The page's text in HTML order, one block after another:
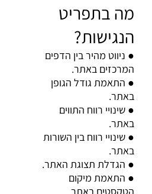
מה בתפריט
הנגישות?
● ניווט מהיר בין הדפים
המרכזים באתר.
● התאמת גודל הגופן
באתר.
● שינויי רווח התווים
באתר.
● שינויי רווח בין השורות
באתר.
● הגדלת תצוגת האתר.
● התאמת מיקום